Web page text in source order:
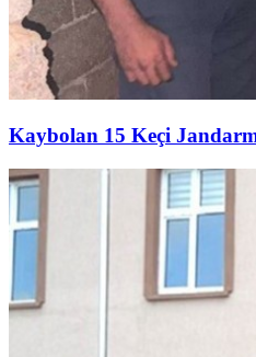
Kaybolan 15 Keçi